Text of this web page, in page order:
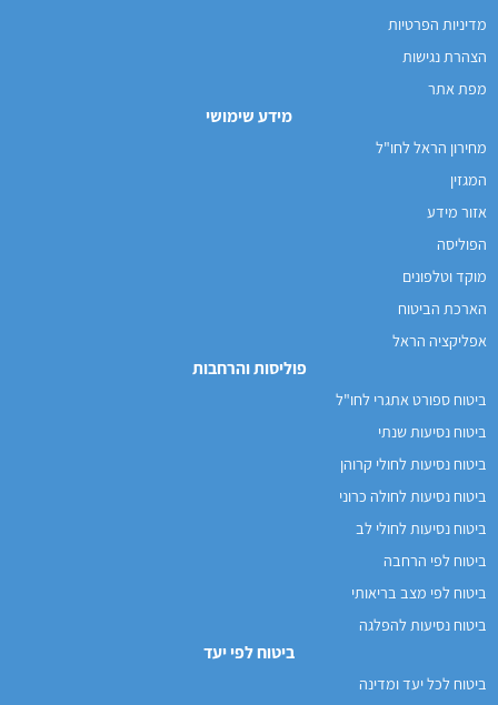
מדיניות הפרטיות
הצהרת נגישות
מפת אתר
מידע שימושי
מחירון הראל לחו"ל
המגזין
אזור מידע
הפוליסה
מוקד וטלפונים
הארכת הביטוח
אפליקציה הראל
פוליסות והרחבות
ביטוח ספורט אתגרי לחו"ל
ביטוח נסיעות שנתי
ביטוח נסיעות לחולי קרוהן
ביטוח נסיעות לחולה כרוני
ביטוח נסיעות לחולי לב
ביטוח לפי הרחבה
ביטוח לפי מצב בריאותי
ביטוח נסיעות להפלגה
ביטוח לפי יעד
ביטוח לכל יעד ומדינה